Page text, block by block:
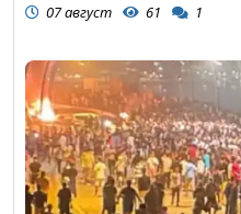
07 август 61 1